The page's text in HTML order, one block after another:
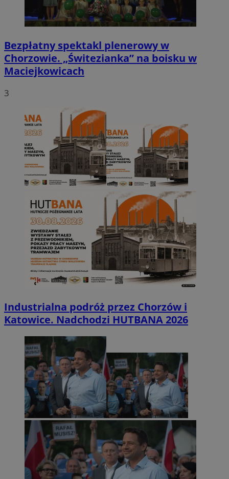
Bezpłatny spektakl plenerowy w
Chorzowie. „Świtezianka” na boisku w
Maciejkowicach
3
Industrialna podróż przez Chorzów i
Katowice. Nadchodzi HUTBANA 2026